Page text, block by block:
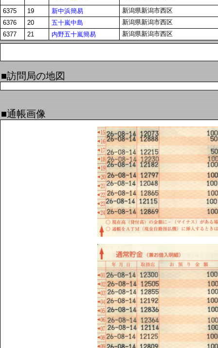
6375 19 新中浜簡易
新潟県新潟市西区
6376
20 五十嵐中島
新潟県新潟市西区
6377
21 内野五十嵐簡易 新潟県新潟市西区
■訪問局の地図
■通帳画像